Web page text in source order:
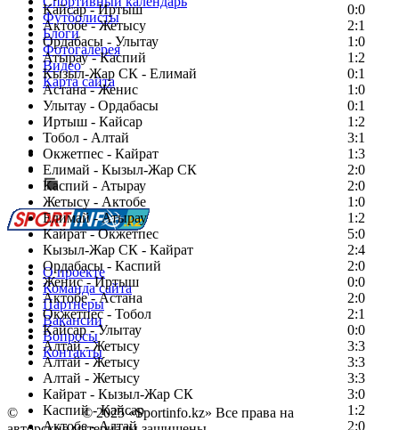
Кайсар - Иртыш
0:0
Актобе - Жетысу
2:1
Ордабасы - Улытау
1:0
Атырау - Каспий
1:2
Кызыл-Жар СК - Елимай
0:1
Астана - Женис
1:0
Улытау - Ордабасы
0:1
Иртыш - Кайсар
1:2
Тобол - Алтай
3:1
Окжетпес - Кайрат
1:3
Елимай - Кызыл-Жар СК
2:0
Каспий - Атырау
2:0
Жетысу - Актобе
1:0
Елимай - Атырау
1:2
Кайрат - Окжетпес
5:0
Кызыл-Жар СК - Кайрат
2:4
Ордабасы - Каспий
2:0
Женис - Иртыш
0:0
Актобе - Астана
2:0
Окжетпес - Тобол
2:1
Кайсар - Улытау
0:0
Алтай - Жетысу
3:3
Алтай - Жетысу
3:3
Алтай - Жетысу
3:3
Кайрат - Кызыл-Жар СК
3:0
Каспий - Кайсар
1:2
Актобе - Алтай
2:0
Футболисты
Блоги
Фотогалерея
Видео
Карта сайта
Есть идея?
Сообщить о мероприятии
Перейти на старый сайт
О проекте
Команда сайта
Партнеры
Вакансии
Вопросы
Контакты
© Copyright© 2025 «Sportinfo.kz» Все права на